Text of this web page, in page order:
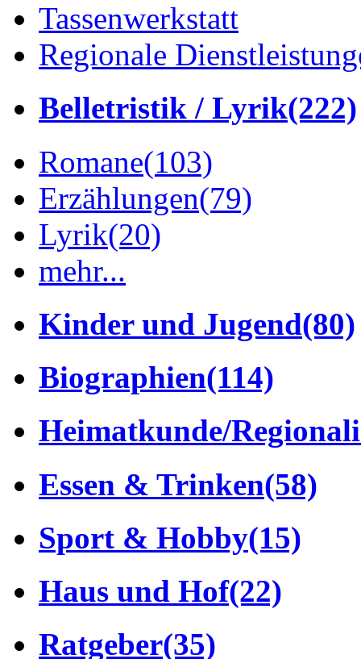
Tassenwerkstatt
Regionale
Belletristik / Lyrik(222)
Romane(103)
Erzählungen(79)
Lyrik(20)
mehr...
Kinder und Jugend(80)
Biographien(114)
Heimatkunde/
Essen & Trinken(58)
Sport & Hobby(15)
Haus und Hof(22)
Ratgeber(35)